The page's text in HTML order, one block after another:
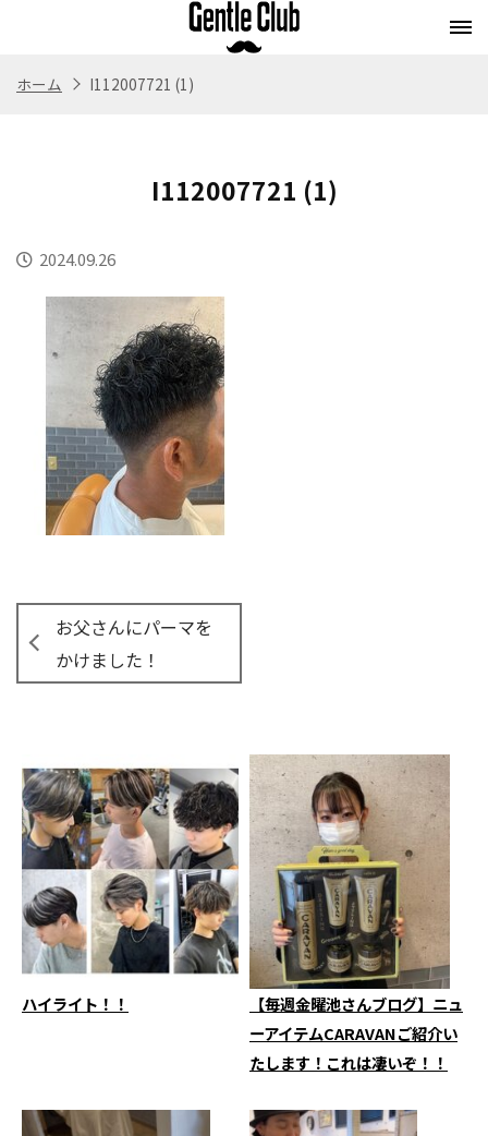
Store Recruit
求人情報
ホーム I112007721 (1)
I112007721 (1)
2024.09.26
お父さんにパーマを
かけました！
ハイライト！！
【毎週金曜池さんブログ】ニュ
ーアイテムCARAVANご紹介い
たします！これは凄いぞ！！